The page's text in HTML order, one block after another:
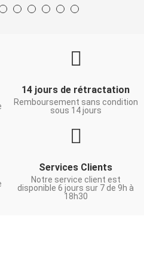
14 jours de rétractation
Remboursement sans condition
sous 14 jours
Services Clients
Notre service client est
disponible 6 jours sur 7 de 9h à
18h30